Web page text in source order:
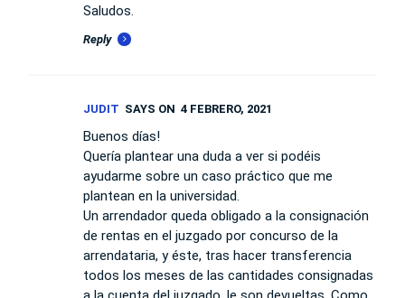
Saludos.
Reply
JUDIT SAYS ON 4 FEBRERO, 2021
Buenos días!
Quería plantear una duda a ver si podéis
ayudarme sobre un caso práctico que me
plantean en la universidad.
Un arrendador queda obligado a la consignación
de rentas en el juzgado por concurso de la
arrendataria, y éste, tras hacer transferencia
todos los meses de las cantidades consignadas